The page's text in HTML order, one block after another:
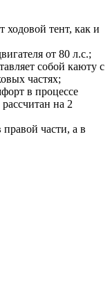
ходовой тент, как и
от 80 л.с.;
собой каюту с
частях;
в процессе
на 2
части, а в